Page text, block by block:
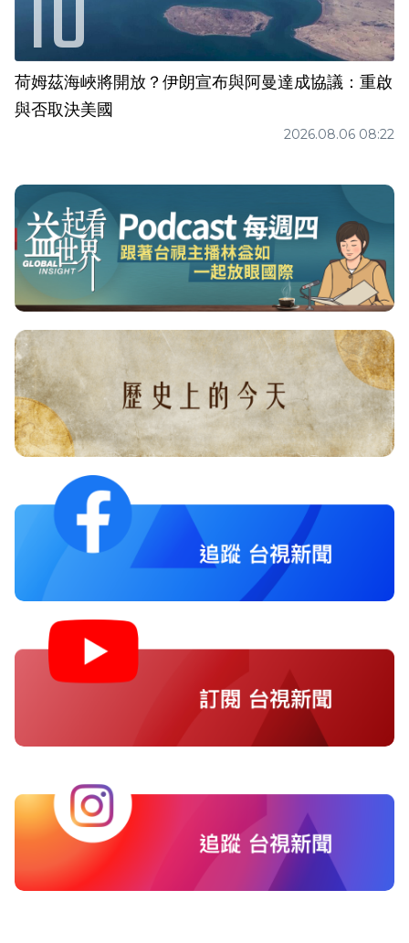
荷姆茲海峽將開放？伊朗宣布與阿曼達成協議：重啟
與否取決美國
2026.08.06 08:22